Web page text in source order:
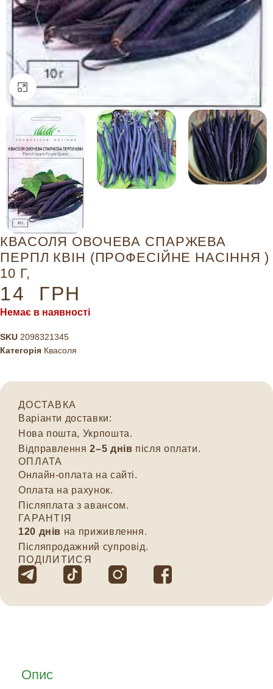
Натисніть, щоб збільшити
КВАСОЛЯ ОВОЧЕВА СПАРЖЕВА
ПЕРПЛ КВІН (ПРОФЕСІЙНЕ НАСІННЯ )
10 Г,
14 ГРН
Немає в наявності
SKU 2098321345
Категорія Квасоля
ДОСТАВКА
Варіанти доставки:
Нова пошта, Укрпошта.
Відправлення2–5 днів після оплати.
ОПЛАТА
Онлайн-оплата на сайті.
Оплата на рахунок.
Післяплата з авансом.
ГАРАНТІЯ
120 днів на приживлення.
Післяпродажний супровід.
ПОДІЛИТИСЯ
Опис